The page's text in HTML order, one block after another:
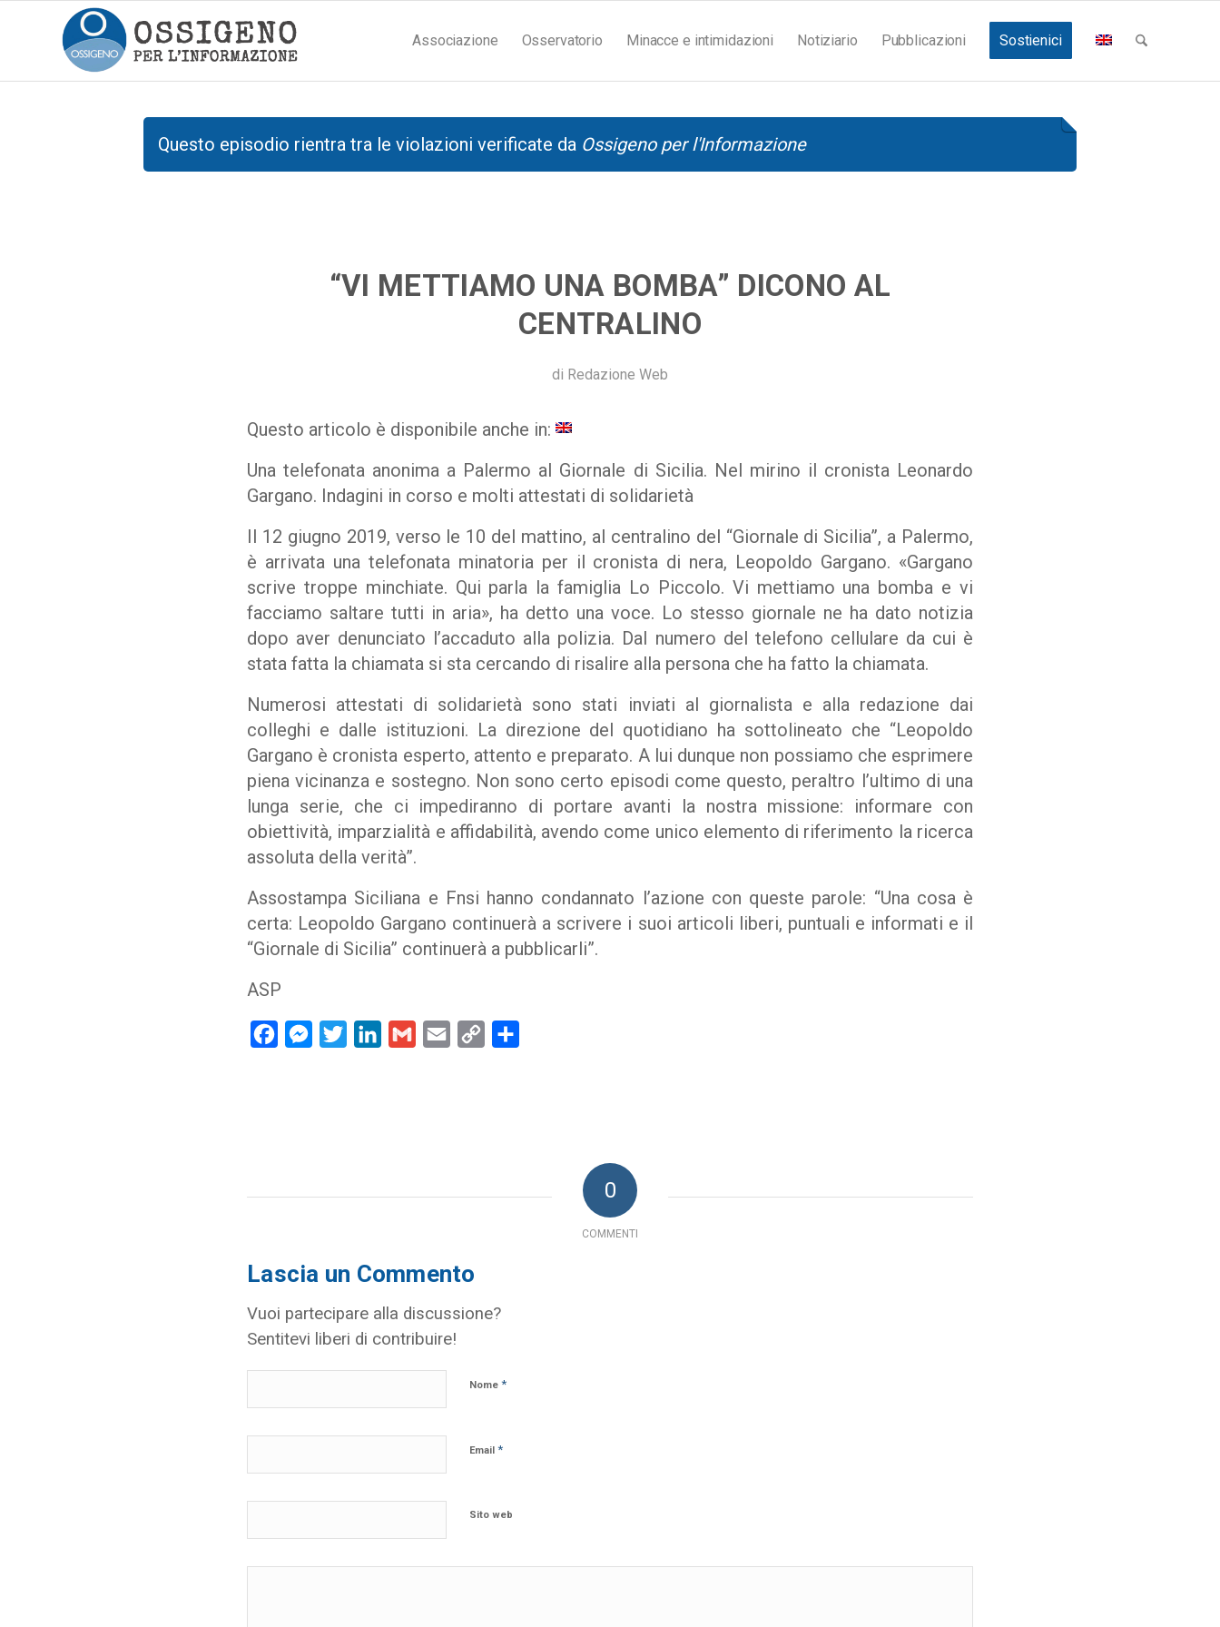
Associazione Osservatorio Minacce e intimidazioni Notiziario Pubblicazioni Sostienici
Questo episodio rientra tra le violazioni verificate da Ossigeno per l'Informazione
“VI METTIAMO UNA BOMBA” DICONO AL
CENTRALINO
di Redazione Web
Questo articolo è disponibile anche in:
Una telefonata anonima a Palermo al Giornale di Sicilia. Nel mirino il cronista Leonardo
Gargano. Indagini in corso e molti attestati di solidarietà
Il 12 giugno 2019, verso le 10 del mattino, al centralino del “Giornale di Sicilia”, a Palermo,
è arrivata una telefonata minatoria per il cronista di nera, Leopoldo Gargano. «Gargano
scrive troppe minchiate. Qui parla la famiglia Lo Piccolo. Vi mettiamo una bomba e vi
facciamo saltare tutti in aria», ha detto una voce. Lo stesso giornale ne ha dato notizia
dopo aver denunciato l’accaduto alla polizia. Dal numero del telefono cellulare da cui è
stata fatta la chiamata si sta cercando di risalire alla persona che ha fatto la chiamata.
Numerosi attestati di solidarietà sono stati inviati al giornalista e alla redazione dai
colleghi e dalle istituzioni. La direzione del quotidiano ha sottolineato che “Leopoldo
Gargano è cronista esperto, attento e preparato. A lui dunque non possiamo che esprimere
piena vicinanza e sostegno. Non sono certo episodi come questo, peraltro l’ultimo di una
lunga serie, che ci impediranno di portare avanti la nostra missione: informare con
obiettività, imparzialità e affidabilità, avendo come unico elemento di riferimento la ricerca
assoluta della verità”.
Assostampa Siciliana e Fnsi hanno condannato l’azione con queste parole: “Una cosa è
certa: Leopoldo Gargano continuerà a scrivere i suoi articoli liberi, puntuali e informati e il
“Giornale di Sicilia” continuerà a pubblicarli”.
ASP
FacebookMessenger
Twitter LinkedInGmail Email
Copy
0
COMMENTI
Lascia un Commento
Vuoi partecipare alla discussione?
Sentitevi liberi di contribuire!
Nome *
Email *
Sito web